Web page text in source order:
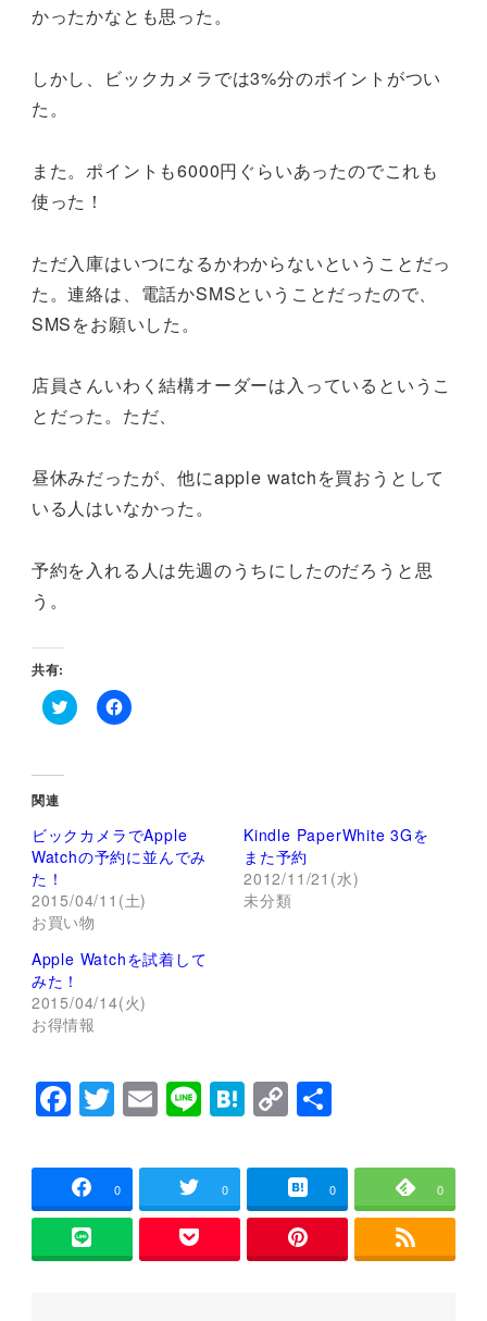
かったかなとも思った。
しかし、ビックカメラでは3%分のポイントがつい
た。
また。ポイントも6000円ぐらいあったのでこれも
使った！
ただ入庫はいつになるかわからないということだっ
た。連絡は、電話かSMSということだったので、
SMSをお願いした。
店員さんいわく結構オーダーは入っているというこ
とだった。ただ、
昼休みだったが、他にapple watchを買おうとして
いる人はいなかった。
予約を入れる人は先週のうちにしたのだろうと思
う。
共有:
ク
し
て
T
i
t
t
e
r
で
共
有
新
し
い
ウ
ィ
ン
で
開
き
ま
F
で
共
有
る
に
リ
ッ
て
(
新
し
い
ウ
で
開
す
関連
ビックカメラでApple
Watchの予約に並んでみ
た！
2015/04/11(土)
お買い物
Kindle PaperWhite 3Gを
また予約
2012/11/21(水)
未分類
Apple Watchを試着して
みた！
2015/04/14(火)
お得情報
F
c
e
b
o
T
tt
er
E
ai
l
Li
e
H
e
n
C
p
y
Li
n
共
0 0 0 0